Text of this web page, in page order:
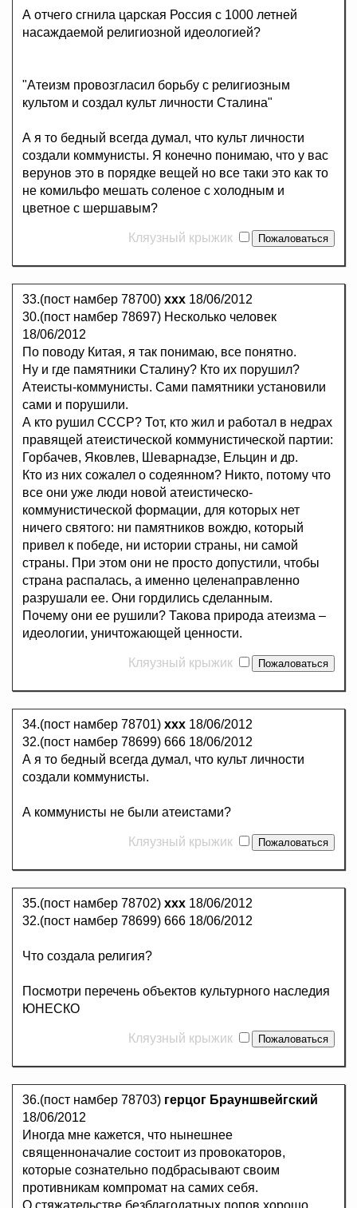
А отчего сгнила царская Россия с 1000 летней
насаждаемой религиозной идеологией?
"Атеизм провозгласил борьбу с религиозным
культом и создал культ личности Сталина"
А я то бедный всегда думал, что культ личности
создали коммунисты. Я конечно понимаю, что у вас
верунов это в порядке вещей но все таки это как то
не комильфо мешать соленое с холодным и
цветное с шершавым?
Кляузный крыжик
33.(пост намбер 78700) ххх 18/06/2012
30.(пост намбер 78697) Несколько человек
18/06/2012
По поводу Китая, я так понимаю, все понятно.
Ну и где памятники Сталину? Кто их порушил?
Атеисты-коммунисты. Сами памятники установили
сами и порушили.
А кто рушил СССР? Тот, кто жил и работал в недрах
правящей атеистической коммунистической партии:
Горбачев, Яковлев, Шеварнадзе, Ельцин и др.
Кто из них сожалел о содеянном? Никто, потому что
все они уже люди новой атеистическо-
коммунистической формации, для которых нет
ничего святого: ни памятников вождю, который
привел к победе, ни истории страны, ни самой
страны. При этом они не просто допустили, чтобы
страна распалась, а именно целенаправленно
разрушали ее. Они гордились сделанным.
Почему они ее рушили? Такова природа атеизма –
идеологии, уничтожающей ценности.
Кляузный крыжик
34.(пост намбер 78701) ххх 18/06/2012
32.(пост намбер 78699) 666 18/06/2012
А я то бедный всегда думал, что культ личности
создали коммунисты.
А коммунисты не были атеистами?
Кляузный крыжик
35.(пост намбер 78702) ххх 18/06/2012
32.(пост намбер 78699) 666 18/06/2012
Что создала религия?
Посмотри перечень объектов культурного наследия
ЮНЕСКО
Кляузный крыжик
36.(пост намбер 78703) герцог Брауншвейгский
18/06/2012
Иногда мне кажется, что нынешнее
священноначалие состоит из провокаторов,
которые сознательно подбрасывают своим
противникам компромат на самих себя.